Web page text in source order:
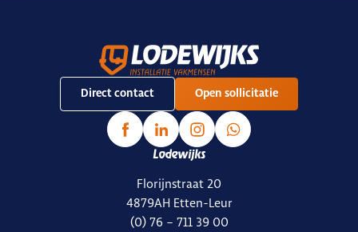
Direct contact Open sollicitatie
Lodewijks
Florijnstraat 20
4879AH Etten-Leur
(0) 76 – 711 39 00